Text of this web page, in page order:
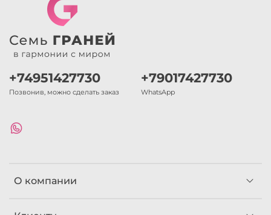
О компании
+74951427730
Позвонив, можно сделать заказ
+79017427730
WhatsApp